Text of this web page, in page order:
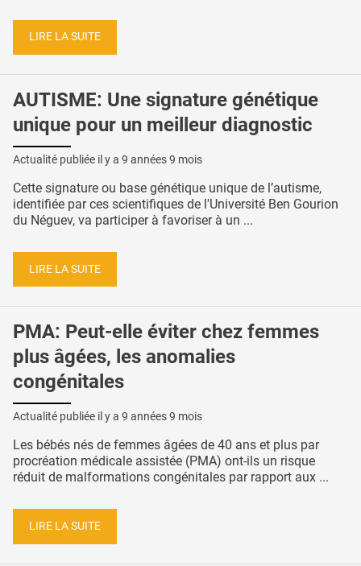
LIRE LA SUITE
AUTISME: Une signature génétique
unique pour un meilleur diagnostic
Actualité publiée il y a 9 années 9 mois
Cette signature ou base génétique unique de l’autisme,
identifiée par ces scientifiques de l'Université Ben Gourion
du Néguev, va participer à favoriser à un ...
LIRE LA SUITE
PMA: Peut-elle éviter chez femmes
plus âgées, les anomalies
congénitales
Actualité publiée il y a 9 années 9 mois
Les bébés nés de femmes âgées de 40 ans et plus par
procréation médicale assistée (PMA) ont-ils un risque
réduit de malformations congénitales par rapport aux ...
LIRE LA SUITE